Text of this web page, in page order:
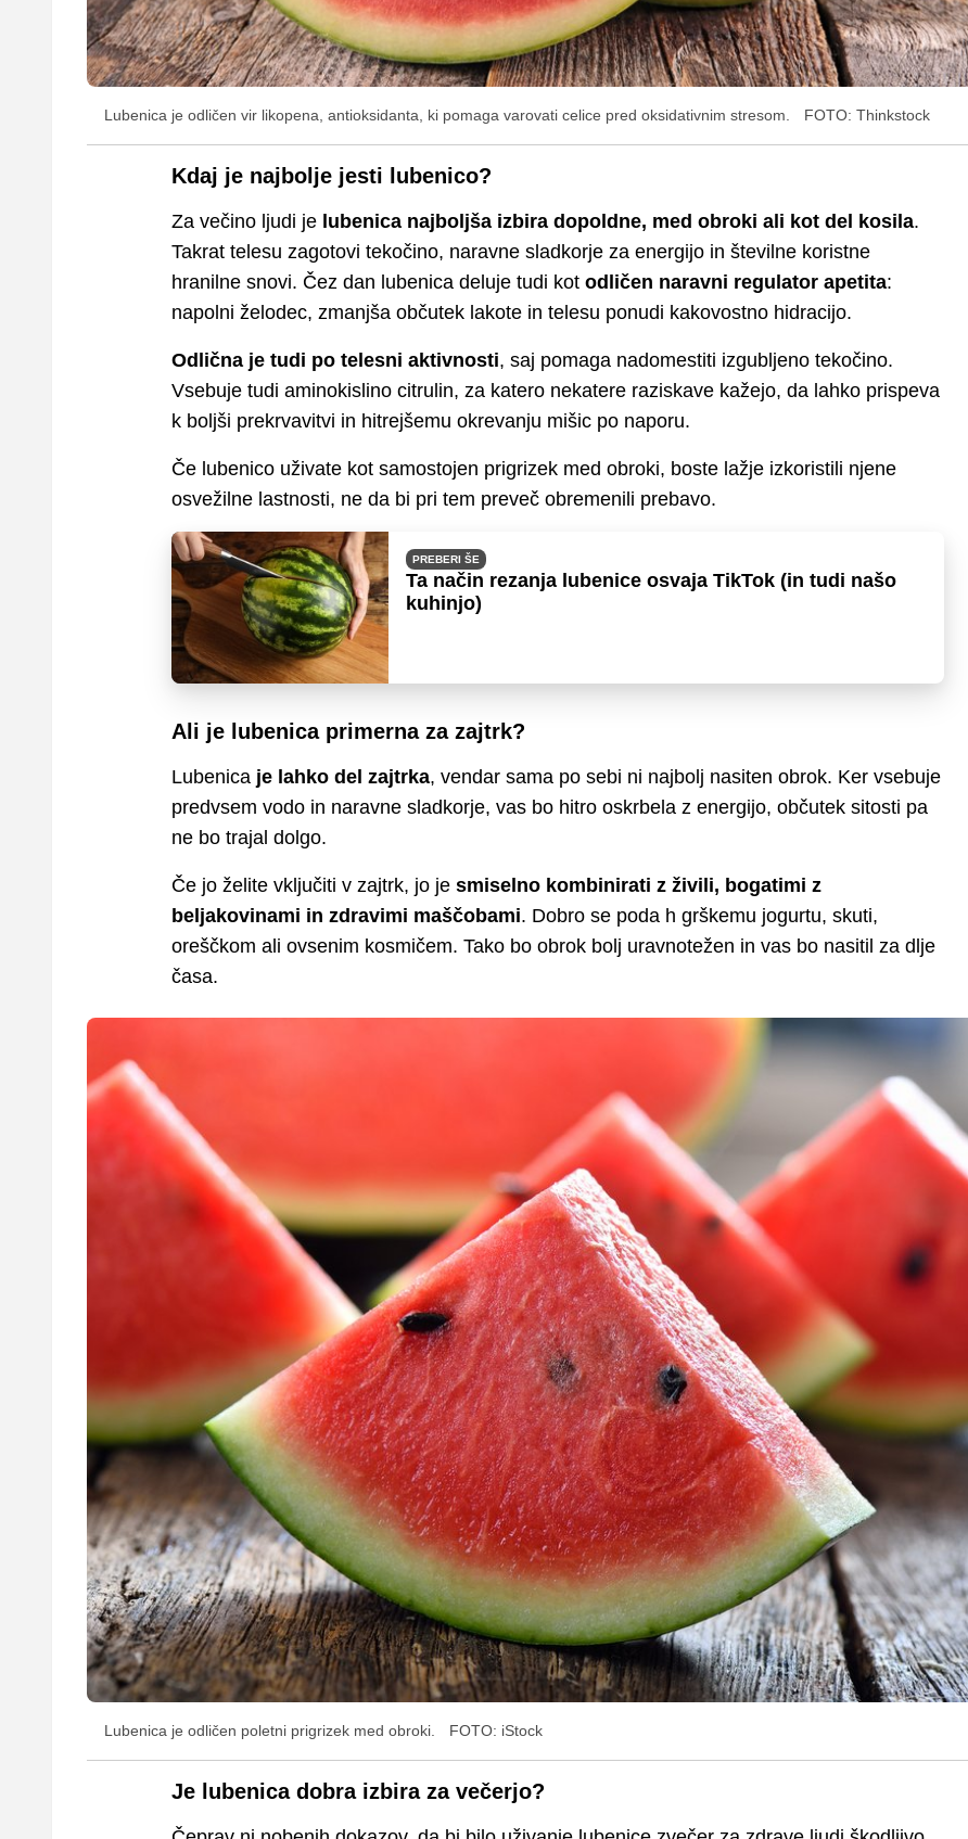
Lubenica je odličen vir likopena, antioksidanta, ki pomaga varovati celice pred oksidativnim stresom. FOTO: Thinkstock
Kdaj je najbolje jesti lubenico?
Za večino ljudi je lubenica najboljša izbira dopoldne, med obroki ali kot del kosila.
Takrat telesu zagotovi tekočino, naravne sladkorje za energijo in številne koristne
hranilne snovi. Čez dan lubenica deluje tudi kot odličen naravni regulator apetita:
napolni želodec, zmanjša občutek lakote in telesu ponudi kakovostno hidracijo.
Odlična je tudi po telesni aktivnosti, saj pomaga nadomestiti izgubljeno tekočino.
Vsebuje tudi aminokislino citrulin, za katero nekatere raziskave kažejo, da lahko prispeva
k boljši prekrvavitvi in hitrejšemu okrevanju mišic po naporu.
Če lubenico uživate kot samostojen prigrizek med obroki, boste lažje izkoristili njene
osvežilne lastnosti, ne da bi pri tem preveč obremenili prebavo.
PREBERI ŠE
Ta način rezanja lubenice osvaja TikTok (in tudi našo
kuhinjo)
Ali je lubenica primerna za zajtrk?
Lubenica je lahko del zajtrka, vendar sama po sebi ni najbolj nasiten obrok. Ker vsebuje
predvsem vodo in naravne sladkorje, vas bo hitro oskrbela z energijo, občutek sitosti pa
ne bo trajal dolgo.
Če jo želite vključiti v zajtrk, jo je smiselno kombinirati z živili, bogatimi z
beljakovinami in zdravimi maščobami. Dobro se poda h grškemu jogurtu, skuti,
oreščkom ali ovsenim kosmičem. Tako bo obrok bolj uravnotežen in vas bo nasitil za dlje
časa.
Lubenica je odličen poletni prigrizek med obroki. FOTO: iStock
Je lubenica dobra izbira za večerjo?